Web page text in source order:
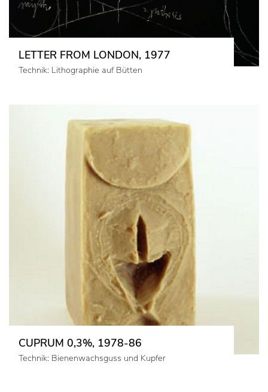
LETTER FROM LONDON, 1977
Technik: Lithographie auf Bütten
CUPRUM 0,3%, 1978-86
Technik: Bienenwachsguss und Kupfer